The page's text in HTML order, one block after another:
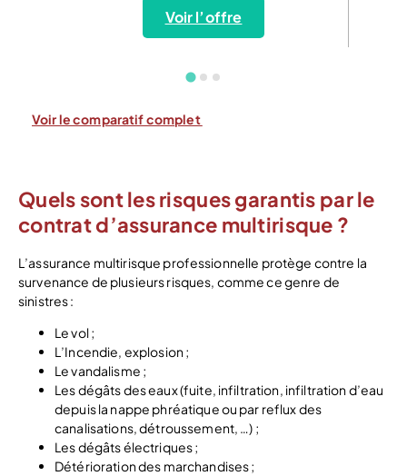
Voir l’offre
Voir le comparatif complet
Quels sont les risques garantis par le
contrat d’assurance multirisque ?
L’assurance multirisque professionnelle protège contre la
survenance de plusieurs risques, comme ce genre de
sinistres :
Le vol ;
L’Incendie, explosion ;
Le vandalisme ;
Les dégâts des eaux (fuite, infiltration, infiltration d’eau
depuis la nappe phréatique ou par reflux des
canalisations, détroussement, …) ;
Les dégâts électriques ;
Détérioration des marchandises ;